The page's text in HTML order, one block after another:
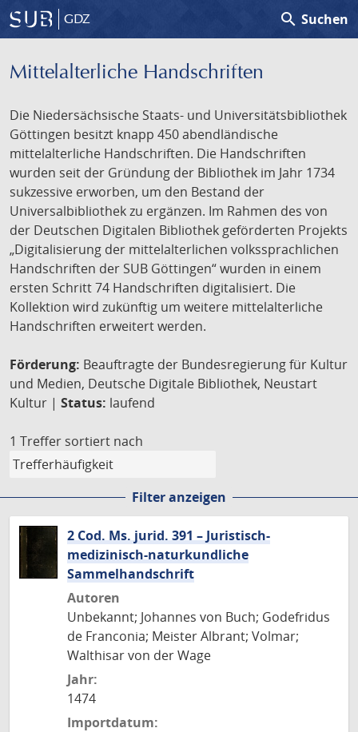
GDZ search Suchen
Mittelalterliche Handschriften
Die Niedersächsische Staats- und Universitätsbibliothek
Göttingen besitzt knapp 450 abendländische
mittelalterliche Handschriften. Die Handschriften
wurden seit der Gründung der Bibliothek im Jahr 1734
sukzessive erworben, um den Bestand der
Universalbibliothek zu ergänzen. Im Rahmen des von
der Deutschen Digitalen Bibliothek geförderten Projekts
„Digitalisierung der mittelalterlichen volkssprachlichen
Handschriften der SUB Göttingen“ wurden in einem
ersten Schritt 74 Handschriften digitalisiert. Die
Kollektion wird zukünftig um weitere mittelalterliche
Handschriften erweitert werden.
Förderung: Beauftragte der Bundesregierung für Kultur
und Medien, Deutsche Digitale Bibliothek, Neustart
Kultur | Status: laufend
1 Treffer sortiert nach
Filter anzeigen
2 Cod. Ms. jurid. 391 – Juristisch-
medizinisch-naturkundliche
Sammelhandschrift
Autoren
Unbekannt; Johannes von Buch; Godefridus
de Franconia; Meister Albrant; Volmar;
Walthisar von der Wage
Jahr:
1474
Importdatum: